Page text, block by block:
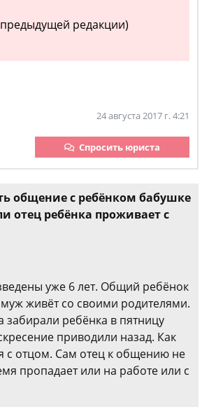
предыдущей редакции)
24 августа 2017 г. 4:21
Спросить юриста
общение с ребёнком бабушке
отец ребёнка проживает с
уже 6 лет. Общий ребёнок
живёт со своими родителями.
забирали ребёнка в пятницу
приводили назад. Как
с отцом. Сам отец к общению не
пропадает или на работе или с